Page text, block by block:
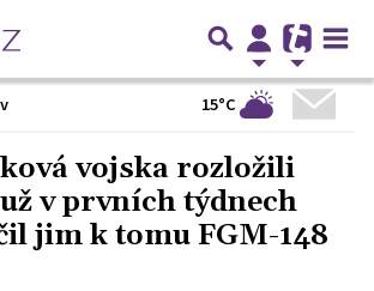
15°C
vojska rozložili
v prvních týdnech
jim k tomu FGM-148